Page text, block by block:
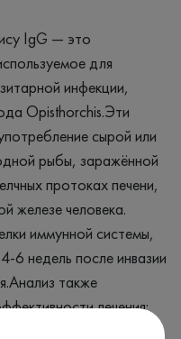
IgG — это
для
инфекции,
Opisthorchis.Эти
сырой или
рыбы, заражённой
протоках печени,
железе человека.
иммунной системы,
6 недель после инвазии
также
лечения:
свидетельствует